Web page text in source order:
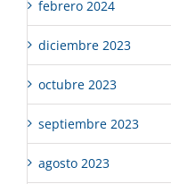
febrero 2024
diciembre 2023
octubre 2023
septiembre 2023
agosto 2023